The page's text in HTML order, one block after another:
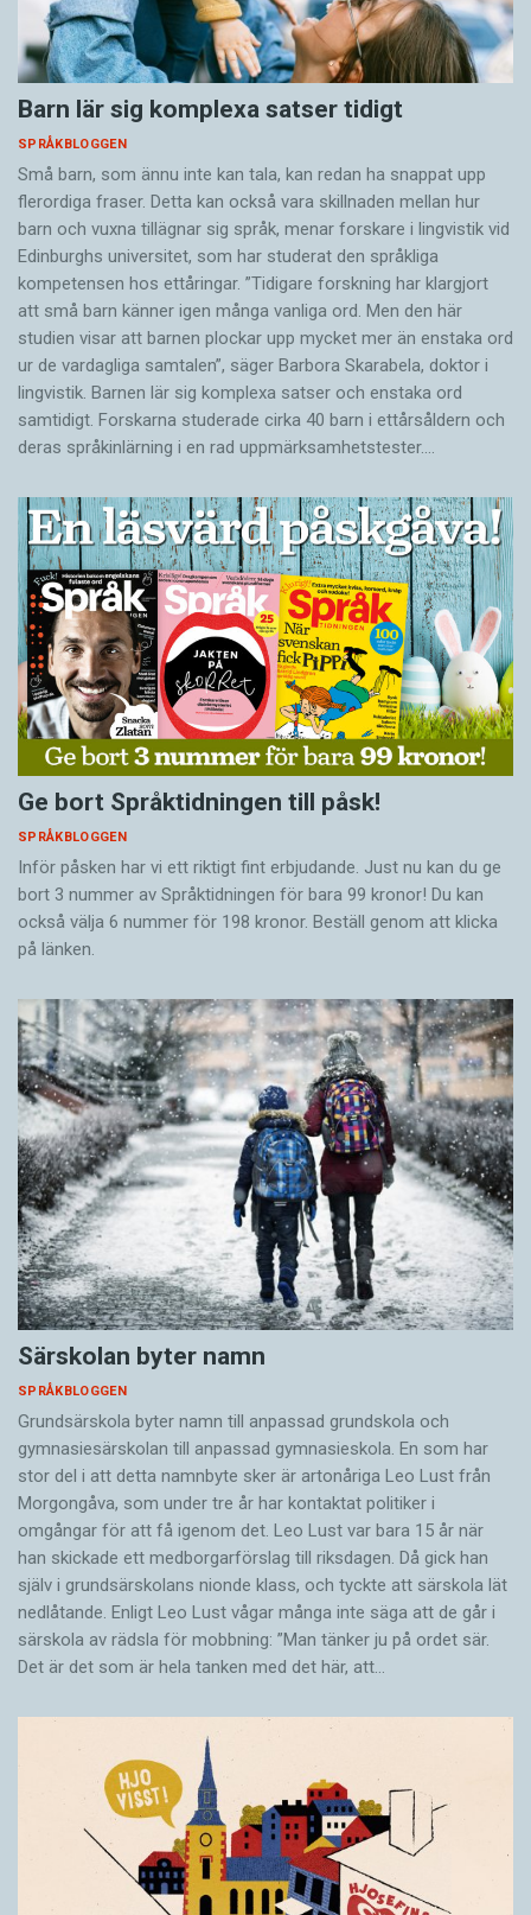
Barn lär sig komplexa satser tidigt
SPRÅKBLOGGEN
Små barn, som ännu inte kan tala, kan redan ha snappat upp
flerordiga fraser. Detta kan också vara skillnaden mellan hur
barn och vuxna tillägnar sig språk, menar forskare i lingvistik vid
Edinburghs universitet, som har studerat den språkliga
kompetensen hos ettåringar. ”Tidigare forskning har klargjort
att små barn känner igen många vanliga ord. Men den här
studien visar att barnen plockar upp mycket mer än enstaka ord
ur de vardagliga samtalen”, säger Barbora Skarabela, doktor i
lingvistik. Barnen lär sig komplexa satser och enstaka ord
samtidigt. Forskarna studerade cirka 40 barn i ettårsåldern och
deras språkinlärning i en rad uppmärksamhetstester.…
Ge bort Språktidningen till påsk!
SPRÅKBLOGGEN
Inför påsken har vi ett riktigt fint erbjudande. Just nu kan du ge
bort 3 nummer av Språktidningen för bara 99 kronor! Du kan
också välja 6 nummer för 198 kronor. Beställ genom att klicka
på länken.
Särskolan byter namn
SPRÅKBLOGGEN
Grundsärskola byter namn till anpassad grundskola och
gymnasiesärskolan till anpassad gymnasieskola. En som har
stor del i att detta namnbyte sker är artonåriga Leo Lust från
Morgongåva, som under tre år har kontaktat politiker i
omgångar för att få igenom det. Leo Lust var bara 15 år när
han skickade ett medborgarförslag till riksdagen. Då gick han
själv i grundsärskolans nionde klass, och tyckte att särskola lät
nedlåtande. Enligt Leo Lust vågar många inte säga att de går i
särskola av rädsla för mobbning: ”Man tänker ju på ordet sär.
Det är det som är hela tanken med det här, att…